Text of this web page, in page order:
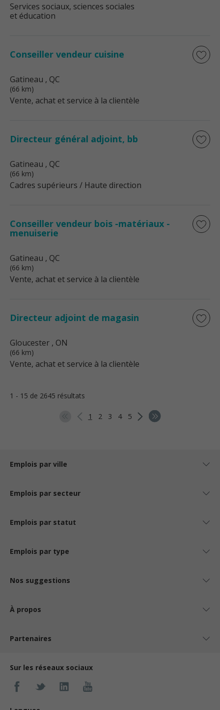
Services sociaux, sciences sociales
et éducation
Conseiller vendeur cuisine
Gatineau , QC
(66 km)
Vente, achat et service à la clientèle
Directeur général adjoint, bb
Gatineau , QC
(66 km)
Cadres supérieurs / Haute direction
Conseiller vendeur bois -matériaux -
menuiserie
Gatineau , QC
(66 km)
Vente, achat et service à la clientèle
Directeur adjoint de magasin
Gloucester , ON
(66 km)
Vente, achat et service à la clientèle
1 - 15 de 2645 résultats
1 2 3 4 5
Emplois par ville
Emplois par secteur
Emplois par statut
Emplois par type
Nos suggestions
À propos
Partenaires
Sur les réseaux sociaux